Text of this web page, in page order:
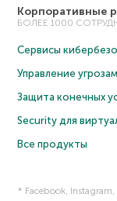
Корпоративные
БОЛЕЕ 1000
Сервисы
Управление
Защита конечных
Security для
Все продукты
* Facebook,